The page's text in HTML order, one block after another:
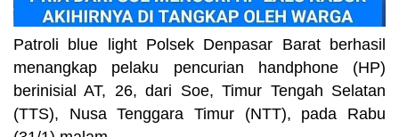
Patroli blue light Polsek Denpasar Barat berhasil
menangkap pelaku pencurian handphone (HP)
berinisial AT, 26, dari Soe, Timur Tengah Selatan
(TTS), Nusa Tenggara Timur (NTT), pada Rabu